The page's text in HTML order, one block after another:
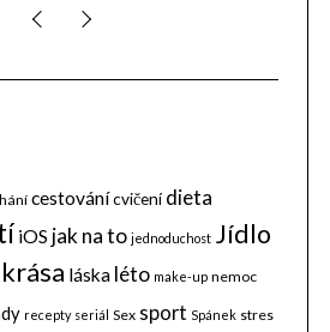
cestovánícvičení dieta
iOS jak na to jednoduchost Jídlo
krása láska léto make-up nemoc
recepty seriál Sex sport Spánek stres